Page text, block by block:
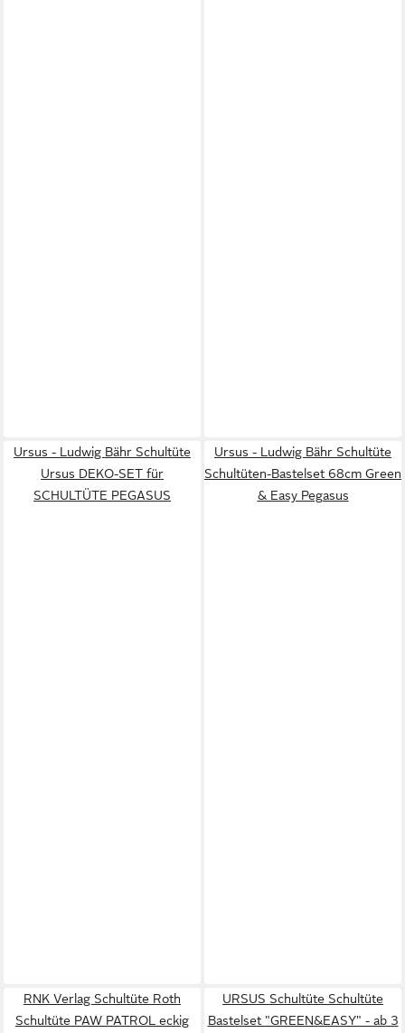
Ursus - Ludwig Bähr Schultüte
Ursus DEKO-SET für
SCHULTÜTE PEGASUS
Ursus - Ludwig Bähr Schultüte
Schultüten-Bastelset 68cm Green
& Easy Pegasus
RNK Verlag Schultüte Roth
Schultüte PAW PATROL eckig
URSUS Schultüte Schultüte
Bastelset "GREEN&EASY" - ab 3